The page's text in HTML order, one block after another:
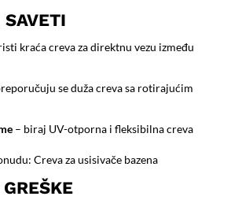
kraća creva za direktnu vezu između
se duža creva sa rotirajućim
– biraj UV-otporna i fleksibilna creva
Creva za usisivače bazena